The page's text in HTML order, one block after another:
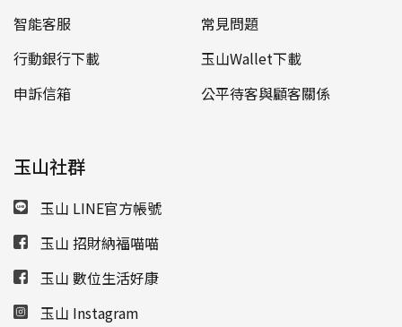
智能客服
常見問題
行動銀行下載
玉山Wallet下載
申訴信箱
公平待客與顧客關係
玉山社群
玉山 LINE官方帳號
玉山 招財納福喵喵
玉山 數位生活好康
玉山 Instagram